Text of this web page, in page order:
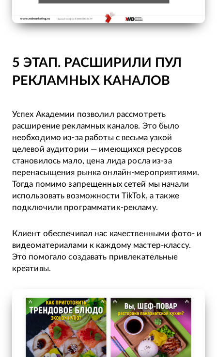
5 ЭТАП. РАСШИРИЛИ ПУЛ
РЕКЛАМНЫХ КАНАЛОВ
Успех Академии позволил рассмотреть
расширение рекламных каналов. Это было
необходимо из-за работы с весьма узкой
целевой аудитории — имеющихся ресурсов
становилось мало, цена лида росла из-за
перенасыщения рынка онлайн-мероприятиями.
Тогда помимо запрещенных сетей мы начали
использовать возможности TikTok, а также
подключили программатик-рекламу.
Клиент обеспечивал нас качественными фото- и
видеоматериалами к каждому мастер-классу.
Это помогало создавать привлекательные
креативы.